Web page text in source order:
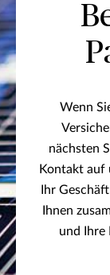
Wenn
nächsten
Kontakt auf
Ihr
Ihnen
und Ihre